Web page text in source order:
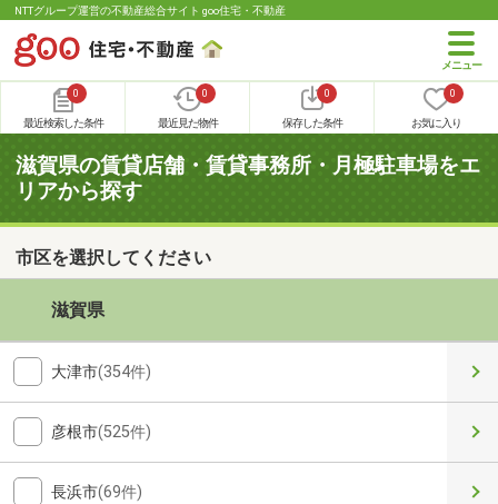
NTTグループ運営の不動産総合サイト goo住宅・不動産
0
最近検索した条件
0
最近見た物件
0
保存した条件
0
お気に入り
滋賀県の賃貸店舗・賃貸事務所・月極駐車場をエ
リアから探す
市区を選択してください
滋賀県
大津市(354件)
彦根市(525件)
長浜市(69件)